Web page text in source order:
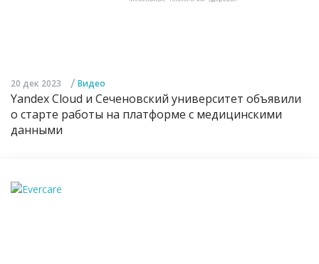
20 дек 2023 / Видео
Yandex Cloud и Сеченовский университет объявили
о старте работы на платформе с медицинскими
данными